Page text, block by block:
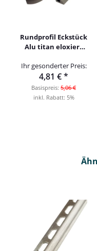
Rundprofil Eckstück
Alu titan eloxiert
Ihr gesonderter Preis:
4,81 €*
Basispreis: 5,06 €
inkl. Rabatt: 5%